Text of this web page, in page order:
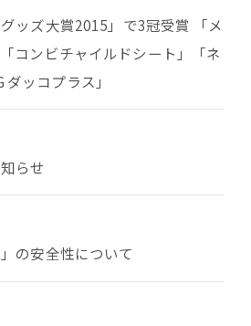
ッズ大賞2015」で3冠受賞 「メ
コンビチャイルドシート」「ネ
ッコプラス」
らせ
の安全性について